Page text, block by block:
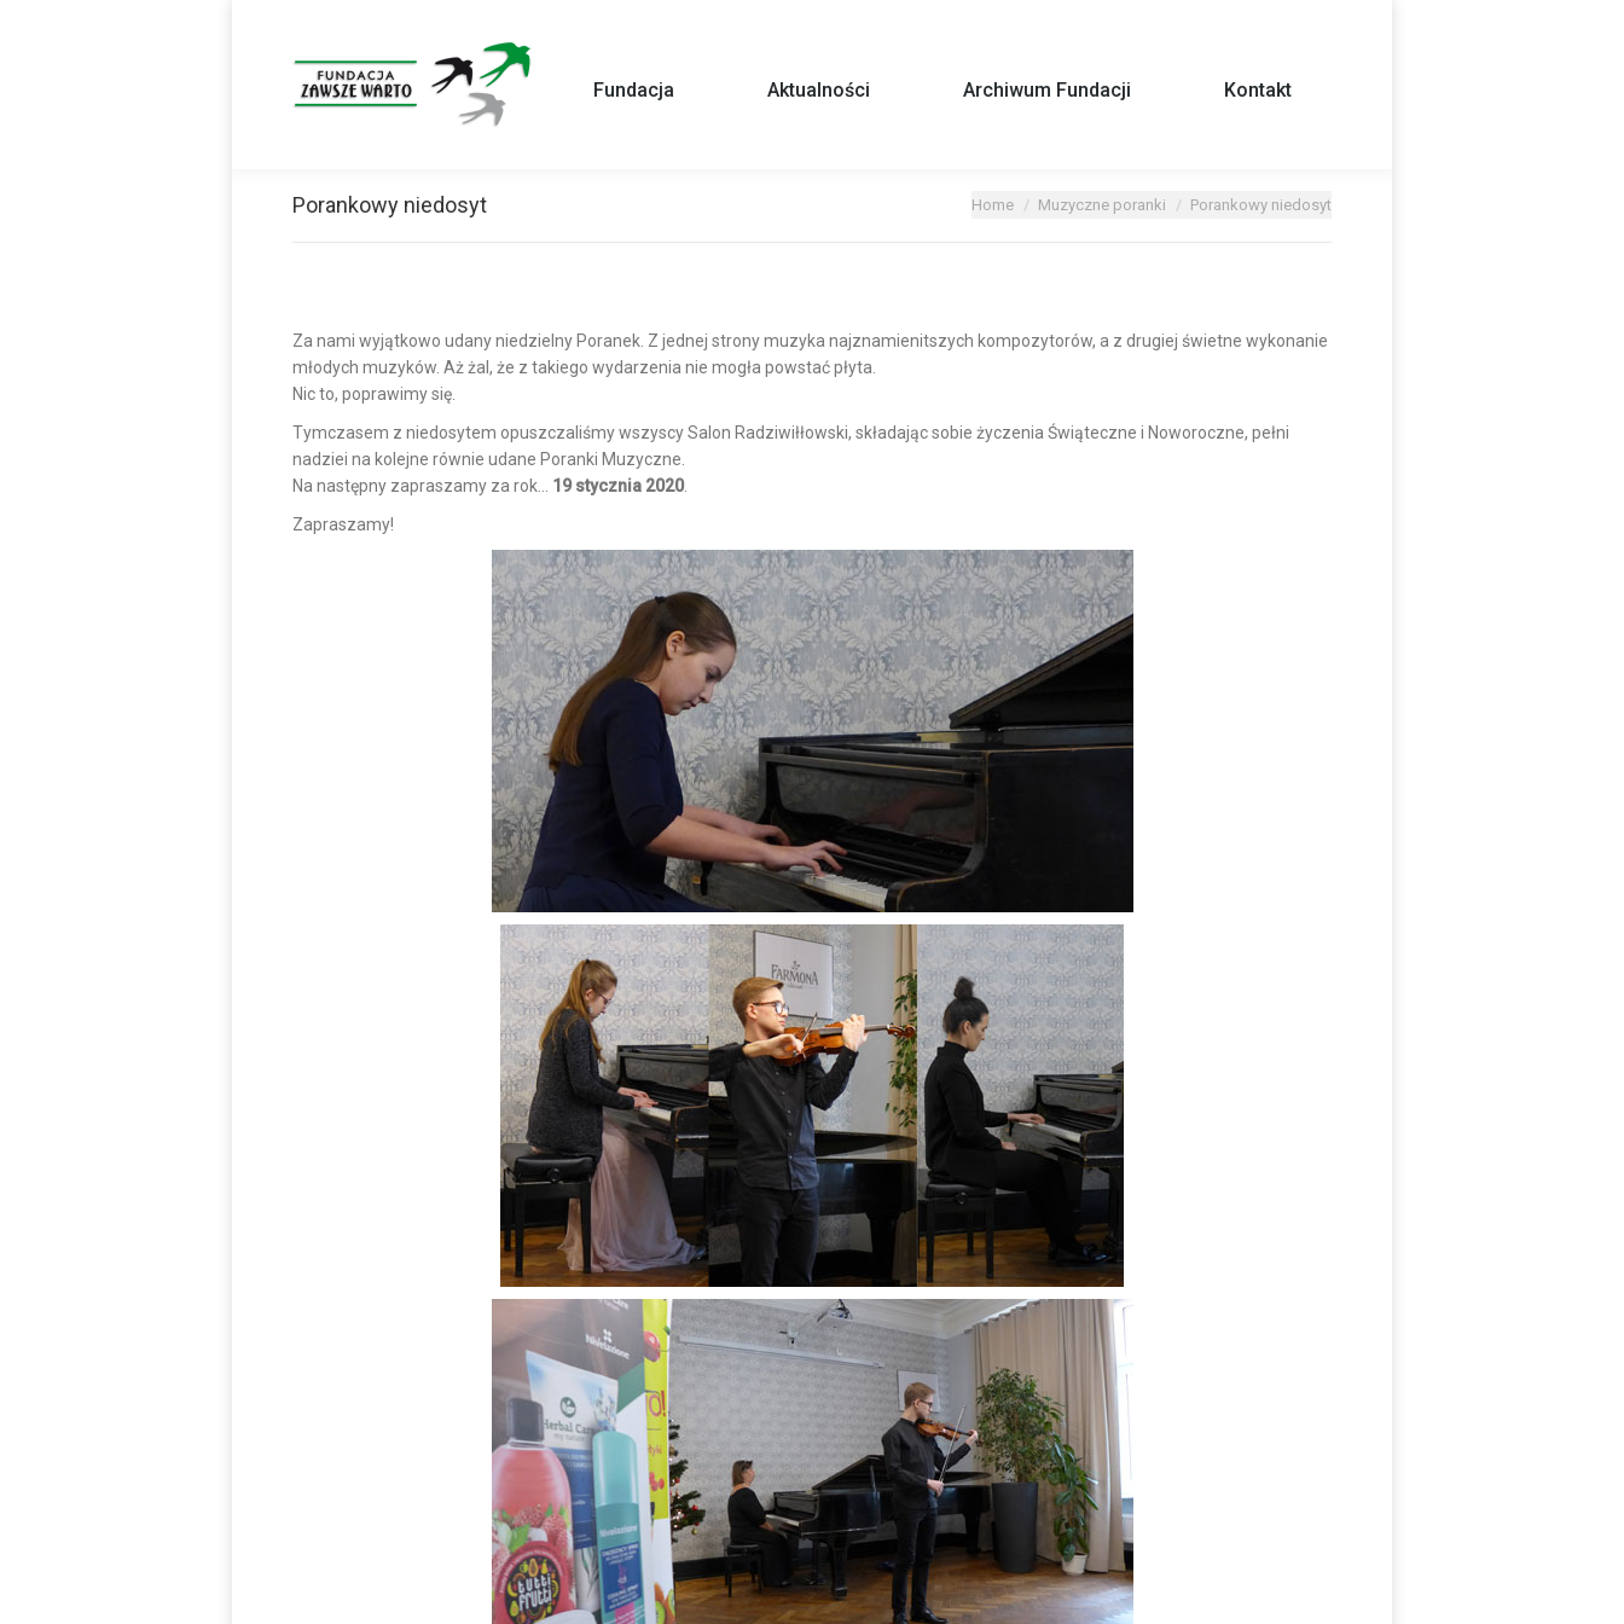
Fundacja Aktualności Archiwum Fundacji Kontakt
Porankowy niedosyt Home Muzyczne poranki Porankowy niedosyt
Za nami wyjątkowo udany niedzielny Poranek. Z jednej strony muzyka najznamienitszych kompozytorów, a z drugiej świetne wykonanie
młodych muzyków. Aż żal, że z takiego wydarzenia nie mogła powstać płyta.
Nic to, poprawimy się.
Tymczasem z niedosytem opuszczaliśmy wszyscy Salon Radziwiłłowski, składając sobie życzenia Świąteczne i Noworoczne, pełni
nadziei na kolejne równie udane Poranki Muzyczne.
Na następny zapraszamy za rok… 19 stycznia 2020.
Zapraszamy!